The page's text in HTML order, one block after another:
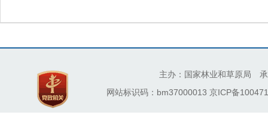
主办：国家林业和草原局
网站标识码：bm37000013 京ICP备